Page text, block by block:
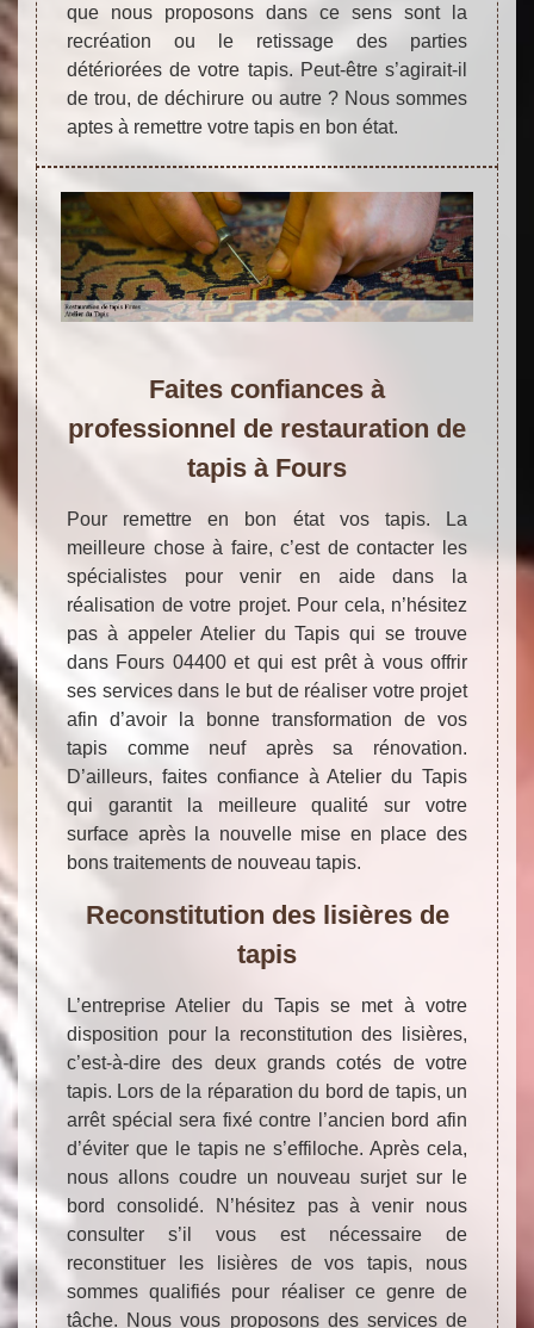
que nous proposons dans ce sens sont la
recréation ou le retissage des parties
détériorées de votre tapis. Peut-être s’agirait-il
de trou, de déchirure ou autre ? Nous sommes
aptes à remettre votre tapis en bon état.
Faites confiances à
professionnel de restauration de
tapis à Fours
Pour remettre en bon état vos tapis. La
meilleure chose à faire, c’est de contacter les
spécialistes pour venir en aide dans la
réalisation de votre projet. Pour cela, n’hésitez
pas à appeler Atelier du Tapis qui se trouve
dans Fours 04400 et qui est prêt à vous offrir
ses services dans le but de réaliser votre projet
afin d’avoir la bonne transformation de vos
tapis comme neuf après sa rénovation.
D’ailleurs, faites confiance à Atelier du Tapis
qui garantit la meilleure qualité sur votre
surface après la nouvelle mise en place des
bons traitements de nouveau tapis.
Reconstitution des lisières de
tapis
L’entreprise Atelier du Tapis se met à votre
disposition pour la reconstitution des lisières,
c’est-à-dire des deux grands cotés de votre
tapis. Lors de la réparation du bord de tapis, un
arrêt spécial sera fixé contre l’ancien bord afin
d’éviter que le tapis ne s’effiloche. Après cela,
nous allons coudre un nouveau surjet sur le
bord consolidé. N’hésitez pas à venir nous
consulter s’il vous est nécessaire de
reconstituer les lisières de vos tapis, nous
sommes qualifiés pour réaliser ce genre de
tâche. Nous vous proposons des services de